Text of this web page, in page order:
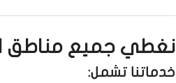
نغطي جميع مناطق
خدماتنا تشمل: